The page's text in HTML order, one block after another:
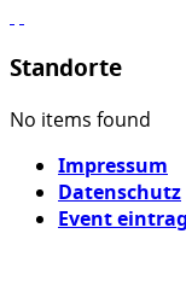
Standorte
No items found
Impressum
Datenschutz
Event